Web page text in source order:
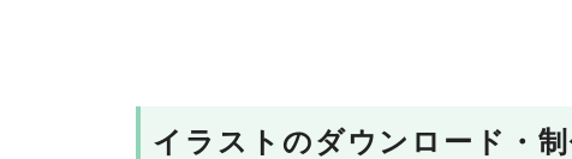
イラストのダウンロード・